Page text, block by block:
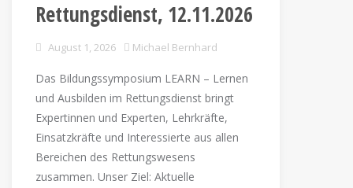
Rettungsdienst, 12.11.2026
August 1, 2026 Michael Bernhard
Das Bildungssymposium LEARN – Lernen
und Ausbilden im Rettungsdienst bringt
Expertinnen und Experten, Lehrkräfte,
Einsatzkräfte und Interessierte aus allen
Bereichen des Rettungswesens
zusammen. Unser Ziel: Aktuelle